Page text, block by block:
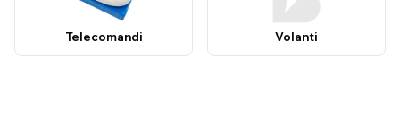
Telecomandi Volanti